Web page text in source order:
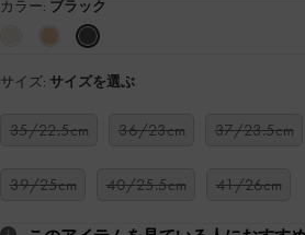
カラー: ブラック
サイズ: サイズを選ぶ
35/22.5cm 36/23cm 37/23.5cm
39/25cm 40/25.5cm 41/26cm